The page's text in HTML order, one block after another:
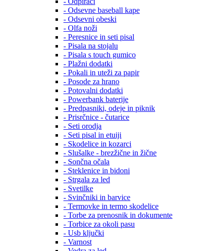
- Odsevne baseball kape
- Odsevni obeski
- Olfa noži
- Peresnice in seti pisal
- Pisala na stojalu
- Pisala s touch gumico
- Plažni dodatki
- Pokali in uteži za papir
- Posode za hrano
- Potovalni dodatki
- Powerbank baterije
- Predpasniki, odeje in piknik
- Prisrčnice - čutarice
- Seti orodja
- Seti pisal in etuiji
- Skodelice in kozarci
- Slušalke - brezžične in žične
- Sončna očala
- Steklenice in bidoni
- Strgala za led
- Svetilke
- Svinčniki in barvice
- Termovke in termo skodelice
- Torbe za prenosnik in dokumente
- Torbice za okoli pasu
- Usb ključki
- Varnost